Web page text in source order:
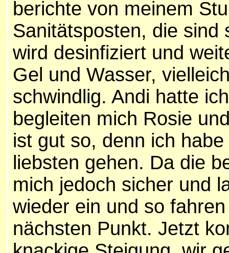
berichte von meinem
Sanitätsposten, die sind
wird desinfiziert und
Gel und Wasser,
schwindlig. Andi hatte
begleiten mich Rosie
ist gut so, denn ich
liebsten gehen. Da die
mich jedoch sicher und
wieder ein und so
nächsten Punkt. Jetzt